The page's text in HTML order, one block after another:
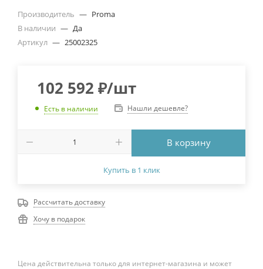
Производитель — Proma
В наличии — Да
Артикул — 25002325
102 592 ₽/шт
Есть в наличии Нашли дешевле?
В корзину
Купить в 1 клик
Рассчитать доставку
Хочу в подарок
Цена действительна только для интернет-магазина и может